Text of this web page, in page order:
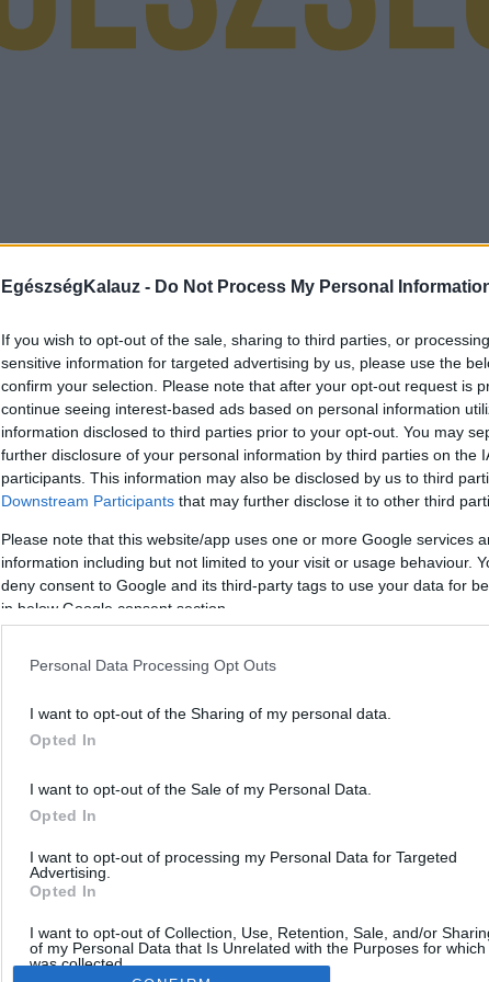
EgészségKalauz - Do Not Process My Personal
If you wish to opt-out of the sale, sharing to third parties, or
sensitive information for targeted advertising by us, please use the
confirm your selection. Please note that after your opt-out request is
continue seeing interest-based ads based on personal information
information disclosed to third parties prior to your opt-out. You may
further disclosure of your personal information by third parties on the
participants. This information may also be disclosed by us to third
Downstream Participants that may further disclose it to other third
Please note that this website/app uses one or more Google services
information including but not limited to your visit or usage behaviour.
deny consent to Google and its third-party tags to use your data for
in below Google consent section.
Personal Data Processing Opt Outs
I want to opt-out of the Sharing of my personal data.
Opted In
I want to opt-out of the Sale of my Personal Data.
Opted In
I want to opt-out of processing my Personal Data for Targeted
Advertising.
Opted In
I want to opt-out of Collection, Use, Retention, Sale, and/or
of my Personal Data that Is Unrelated with the Purposes for which
was collected.